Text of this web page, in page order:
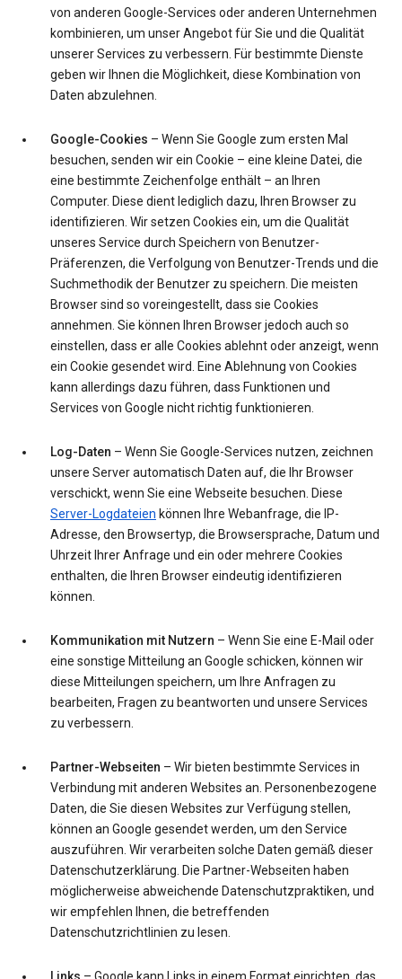
von anderen Google-Services oder anderen Unternehmen
kombinieren, um unser Angebot für Sie und die Qualität
unserer Services zu verbessern. Für bestimmte Dienste
geben wir Ihnen die Möglichkeit, diese Kombination von
Daten abzulehnen.
Google-Cookies – Wenn Sie Google zum ersten Mal
besuchen, senden wir ein Cookie – eine kleine Datei, die
eine bestimmte Zeichenfolge enthält – an Ihren
Computer. Diese dient lediglich dazu, Ihren Browser zu
identifizieren. Wir setzen Cookies ein, um die Qualität
unseres Service durch Speichern von Benutzer-
Präferenzen, die Verfolgung von Benutzer-Trends und die
Suchmethodik der Benutzer zu speichern. Die meisten
Browser sind so voreingestellt, dass sie Cookies
annehmen. Sie können Ihren Browser jedoch auch so
einstellen, dass er alle Cookies ablehnt oder anzeigt, wenn
ein Cookie gesendet wird. Eine Ablehnung von Cookies
kann allerdings dazu führen, dass Funktionen und
Services von Google nicht richtig funktionieren.
Log-Daten – Wenn Sie Google-Services nutzen, zeichnen
unsere Server automatisch Daten auf, die Ihr Browser
verschickt, wenn Sie eine Webseite besuchen. Diese
Server-Logdateien können Ihre Webanfrage, die IP-
Adresse, den Browsertyp, die Browsersprache, Datum und
Uhrzeit Ihrer Anfrage und ein oder mehrere Cookies
enthalten, die Ihren Browser eindeutig identifizieren
können.
Kommunikation mit Nutzern – Wenn Sie eine E-Mail oder
eine sonstige Mitteilung an Google schicken, können wir
diese Mitteilungen speichern, um Ihre Anfragen zu
bearbeiten, Fragen zu beantworten und unsere Services
zu verbessern.
Partner-Webseiten – Wir bieten bestimmte Services in
Verbindung mit anderen Websites an. Personenbezogene
Daten, die Sie diesen Websites zur Verfügung stellen,
können an Google gesendet werden, um den Service
auszuführen. Wir verarbeiten solche Daten gemäß dieser
Datenschutzerklärung. Die Partner-Webseiten haben
möglicherweise abweichende Datenschutzpraktiken, und
wir empfehlen Ihnen, die betreffenden
Datenschutzrichtlinien zu lesen.